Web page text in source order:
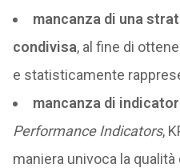
mancanza di una
condivisa, al fine di
e statisticamente
mancanza di
Performance Indicators,
maniera univoca la